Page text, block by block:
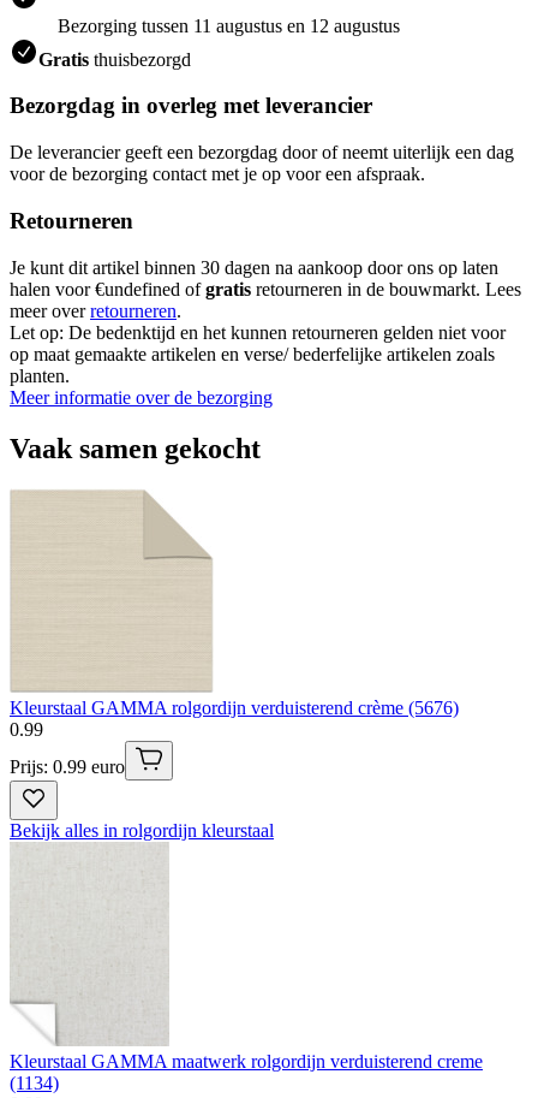
Bezorging tussen 11 augustus en 12 augustus
Gratis thuisbezorgd
Bezorgdag in overleg met leverancier
De leverancier geeft een bezorgdag door of neemt uiterlijk een dag
voor de bezorging contact met je op voor een afspraak.
Retourneren
Je kunt dit artikel binnen 30 dagen na aankoop door ons op laten
halen voor €undefined ofgratis retourneren in de bouwmarkt. Lees
meer overretourneren.
Let op: De bedenktijd en het kunnen retourneren gelden niet voor
op maat gemaakte artikelen en verse/ bederfelijke artikelen zoals
planten.
Meer informatie over de bezorging
Vaak samen gekocht
Kleurstaal GAMMA rolgordijn verduisterend crème (5676)
0.99
Prijs: 0.99 euro
Bekijk alles in rolgordijn kleurstaal
Kleurstaal GAMMA maatwerk rolgordijn verduisterend creme
(1134)